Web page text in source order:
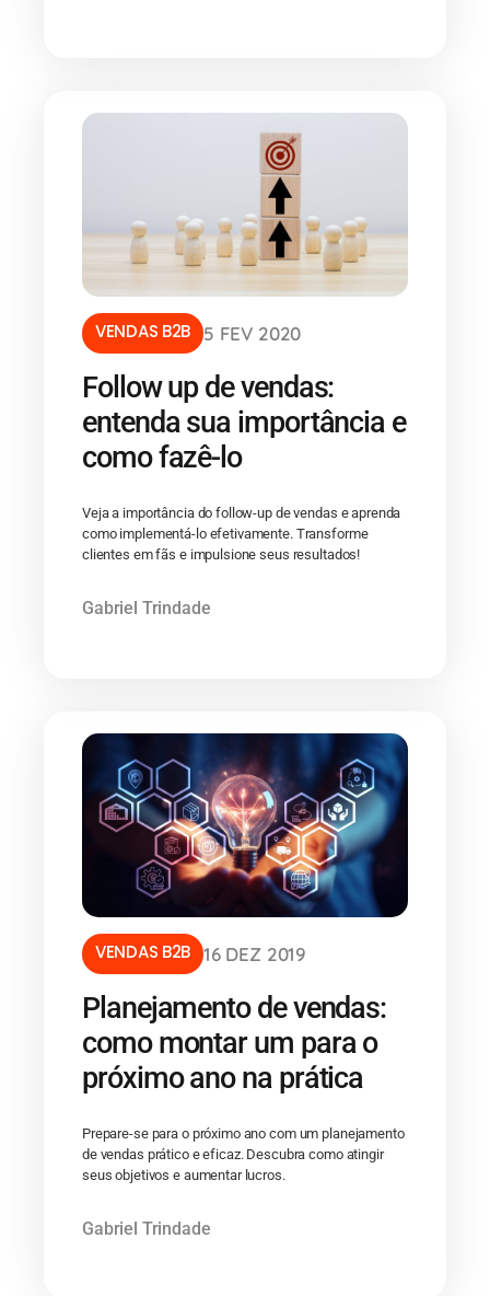
VENDAS B2B 5 FEV 2020
Follow up de vendas:
entenda sua importância e
como fazê-lo
Veja a importância do follow-up de vendas e aprenda
como implementá-lo efetivamente. Transforme
clientes em fãs e impulsione seus resultados!
Gabriel Trindade
VENDAS B2B 16 DEZ 2019
Planejamento de vendas:
como montar um para o
próximo ano na prática
Prepare-se para o próximo ano com um planejamento
de vendas prático e eficaz. Descubra como atingir
seus objetivos e aumentar lucros.
Gabriel Trindade